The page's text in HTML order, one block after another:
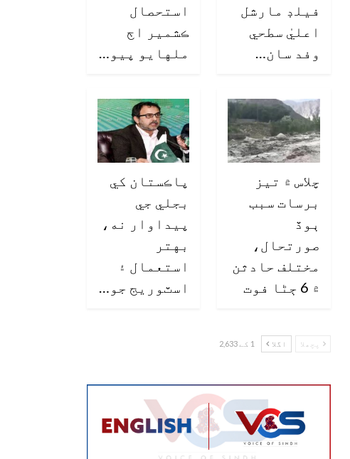
فيلڊ مارشل
اعليٰ سطحي
وفد سان…
استحصال
ڪشمير اڄ
ملهايو پيو…
چلاس ۾ تيز
برسات سبب
ٻوڏ
صورتحال،
مختلف حادثن
۾ 6 ڄڻا فوت
پاڪستان کي
بجلي جي
پيداوار نه،
بهتر
استعمال ۽
اسٽوريج جو…
پچھلا اگلا 1 کے 2,633